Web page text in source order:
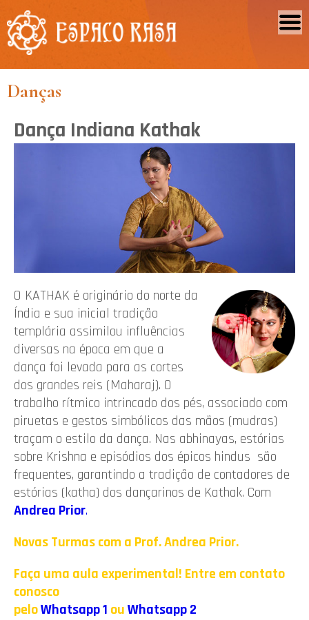
Danças
Dança Indiana Kathak
O KATHAK é originário do norte da
Índia e sua inicial tradição
templária assimilou influências
diversas na época em que a
dança foi levada para as cortes
dos grandes reis (Maharaj). O
trabalho rítmico intrincado dos pés, associado com
piruetas e gestos simbólicos das mãos (mudras)
traçam o estilo da dança. Nas abhinayas, estórias
sobre Krishna e episódios dos épicos hindus são
frequentes, garantindo a tradição de contadores de
estórias (katha) dos dançarinos de Kathak. Com
Andrea Prior.
Novas Turmas com a Prof. Andrea Prior.
Faça uma aula experimental! Entre em contato
conosco
peloWhatsapp 1 ouWhatsapp 2